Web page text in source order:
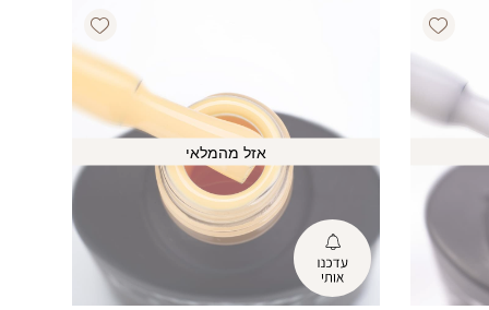
Add wishlist
Add wishlist
אזל מהמלאי